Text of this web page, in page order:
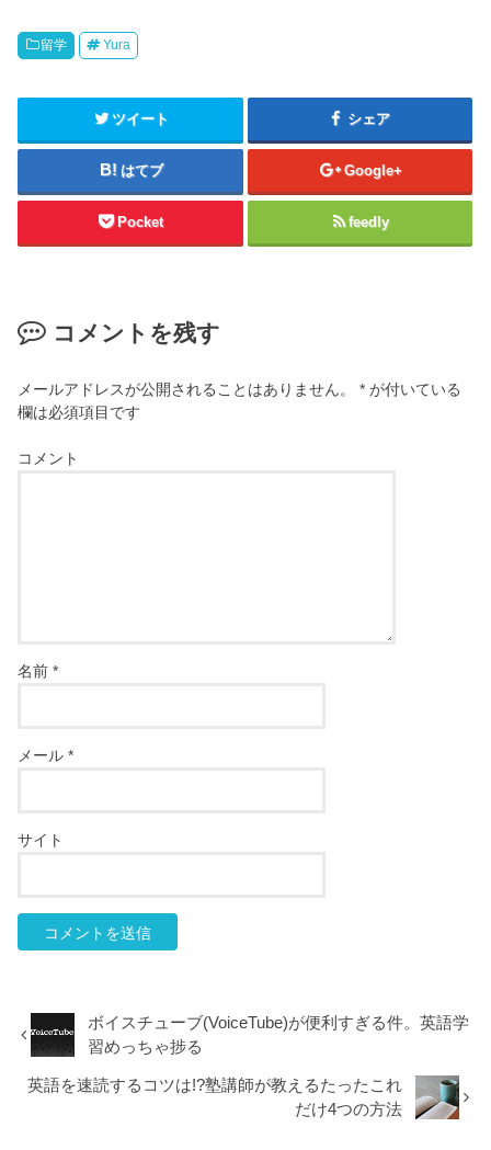
留学 Yura
ツイート シェア
はてブ Google+
Pocket feedly
コメントを残す
メールアドレスが公開されることはありません。 * が付いている
欄は必須項目です
コメント
名前*
メール*
サイト
ボイスチューブ(VoiceTube)が便利すぎる件。英語学
習めっちゃ捗る
英語を速読するコツは!?塾講師が教えるたったこれ
だけ4つの方法